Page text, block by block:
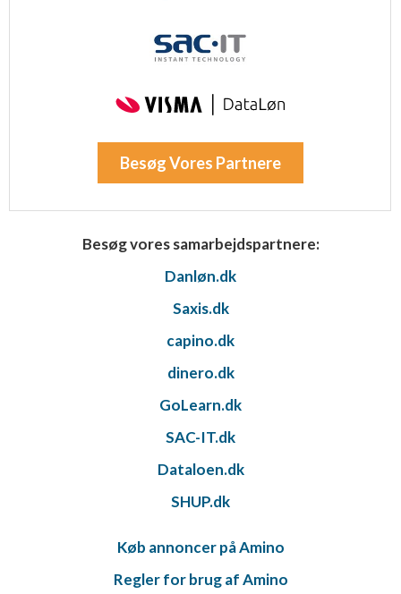
Besøg Vores Partnere
Besøg vores samarbejdspartnere:
Danløn.dk
Saxis.dk
capino.dk
dinero.dk
GoLearn.dk
SAC-IT.dk
Dataloen.dk
SHUP.dk
Køb annoncer på Amino
Regler for brug af Amino